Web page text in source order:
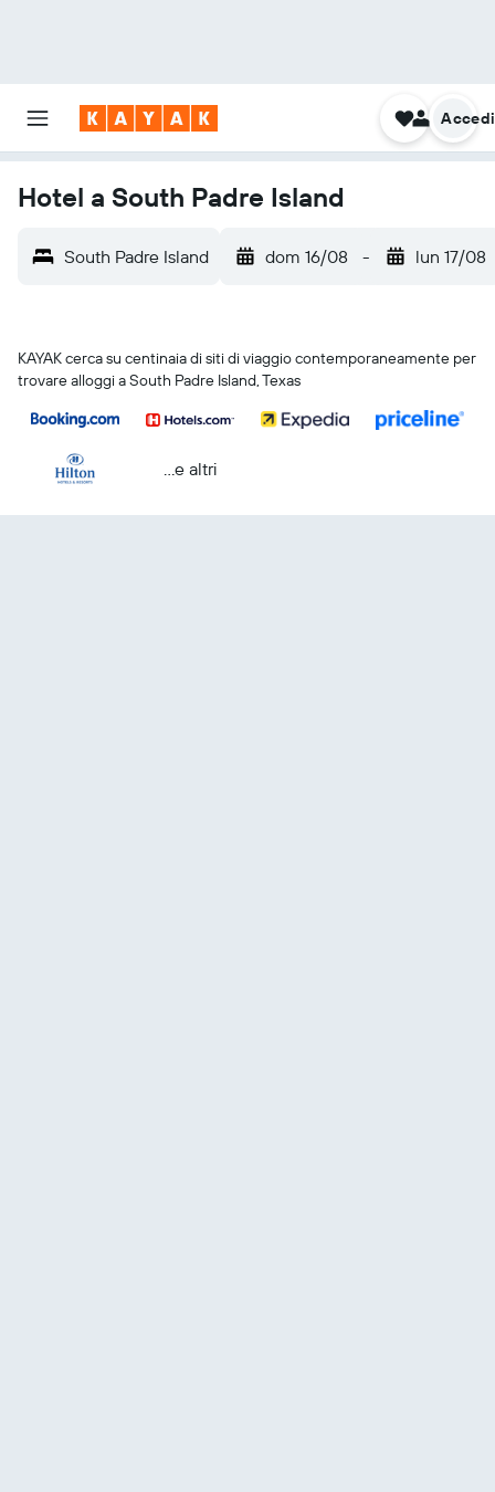
Accedi
Hotel a South Padre Island
South Padre Island dom 16/08 - lun 17/08
KAYAK cerca su centinaia di siti di viaggio contemporaneamente per
trovare alloggi a South Padre Island, Texas
...e altri